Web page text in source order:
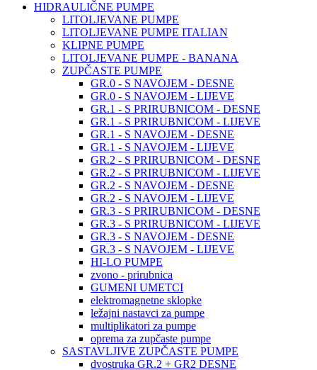
HIDRAULIČNE PUMPE
LITOLJEVANE PUMPE
LITOLJEVANE PUMPE ITALIAN
KLIPNE PUMPE
LITOLJEVANE PUMPE - BANANA
ZUPČASTE PUMPE
GR.0 - S NAVOJEM - DESNE
GR.0 - S NAVOJEM - LIJEVE
GR.1 - S PRIRUBNICOM - DESNE
GR.1 - S PRIRUBNICOM - LIJEVE
GR.1 - S NAVOJEM - DESNE
GR.1 - S NAVOJEM - LIJEVE
GR.2 - S PRIRUBNICOM - DESNE
GR.2 - S PRIRUBNICOM - LIJEVE
GR.2 - S NAVOJEM - DESNE
GR.2 - S NAVOJEM - LIJEVE
GR.3 - S PRIRUBNICOM - DESNE
GR.3 - S PRIRUBNICOM - LIJEVE
GR.3 - S NAVOJEM - DESNE
GR.3 - S NAVOJEM - LIJEVE
HI-LO PUMPE
zvono - prirubnica
GUMENI UMETCI
elektromagnetne sklopke
ležajni nastavci za pumpe
multiplikatori za pumpe
oprema za zupčaste pumpe
SASTAVLJIVE ZUPČASTE PUMPE
dvostruka GR.2 + GR2 DESNE